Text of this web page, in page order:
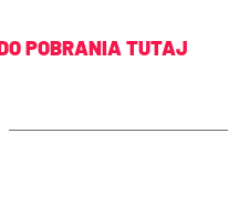
POBRANIA TUTAJ